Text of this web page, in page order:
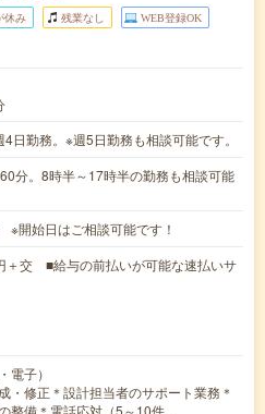
休み 残業なし WEB登録OK
勤務。※週5日勤務も相談可能です。
分。8時半～17時半の勤務も相談可能
※開始日はご相談可能です！
＋交 ■給与の前払いが可能な速払いサ
電子）
・修正＊設計担当者のサポート業務＊